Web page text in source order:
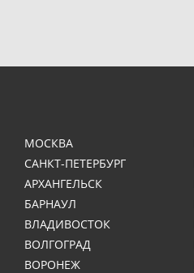
МОСКВА
САНКТ-ПЕТЕРБУРГ
АРХАНГЕЛЬСК
БАРНАУЛ
ВЛАДИВОСТОК
ВОЛГОГРАД
ВОРОНЕЖ